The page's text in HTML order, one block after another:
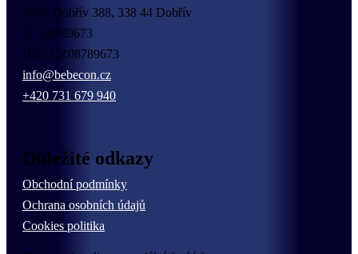
sídlo: Dobřív 388, 338 44 Dobřív
IČ: 08789673
DIČ: CZ08789673
info@bebecon.cz
+420 731 679 940
Důležité odkazy
Obchodní podmínky
Ochrana osobních údajů
Cookies politika